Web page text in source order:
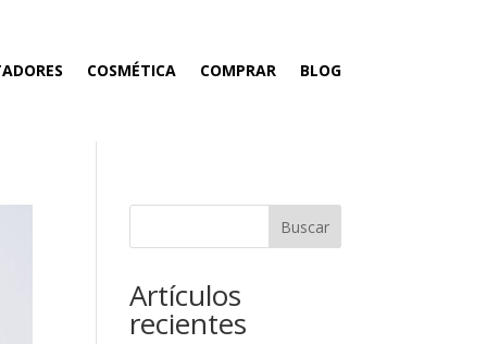
COSMÉTICA COMPRAR BLOG
Buscar
Artículos
recientes